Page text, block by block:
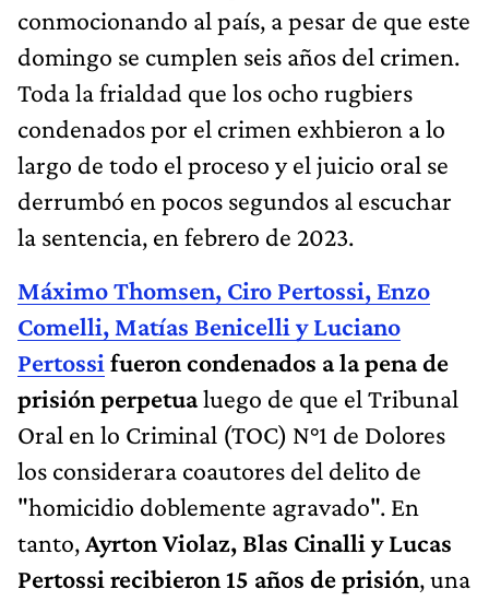
conmocionando al país, a pesar de que este
domingo se cumplen seis años del crimen.
Toda la frialdad que los ocho rugbiers
condenados por el crimen exhbieron a lo
largo de todo el proceso y el juicio oral se
derrumbó en pocos segundos al escuchar
la sentencia, en febrero de 2023.
Máximo Thomsen, Ciro Pertossi, Enzo
Comelli, Matías Benicelli y Luciano
Pertossi fueron condenados a la pena de
prisión perpetualuego de que el Tribunal
Oral en lo Criminal (TOC) N°1 de Dolores
los considerara coautores del delito de
"homicidio doblemente agravado". En
tanto,Ayrton Violaz, Blas Cinalli y Lucas
Pertossi recibieron 15 años de prisión, una